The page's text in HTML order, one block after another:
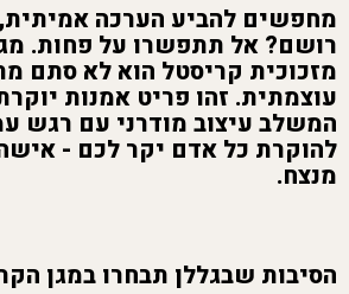
מחפשים להביע הערכה
רושם? אל תתפשרו על פחות.
מזכוכית קריסטל הוא לא סתם
עוצמתית. זהו פריט אמנות
המשלב עיצוב מודרני עם רגש
להוקרת כל אדם יקר לכם -
מנצח.
הסיבות שבגללן תבחרו במגן